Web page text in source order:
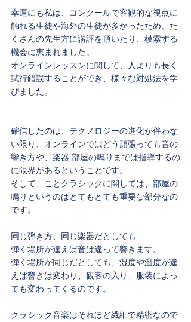
幸運にも私は、コンクールで客観的な視点に
触れる生徒や海外の生徒が多かったため、た
くさんの先生方に講評を頂いたり、模索する
機会に恵まれました。
オンラインレッスンに関して、人よりも長く
試行錯誤することができ、様々な対処法を学
びました。
確信したのは、テクノロジーの進化が伴わな
い限り、オンラインではどう頑張っても音の
響き方や、楽器,部屋の鳴りまでは指導するの
に限界があるということです。
そして、ことクラシックに関しては、部屋の
鳴りというのはとてもとても重要な部分なの
です。
同じ弾き方、同じ楽器だとしても
弾く場所が違えば音は違って響きます。
弾く場所が同じだとしても、湿度や温度が違
えば響きは変わり、観客の入り、服装によっ
ても変わってくるのです。
クラシック音楽はそれほど繊細で精密なので